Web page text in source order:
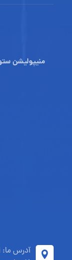
منیپولیشن
آدرس ما: